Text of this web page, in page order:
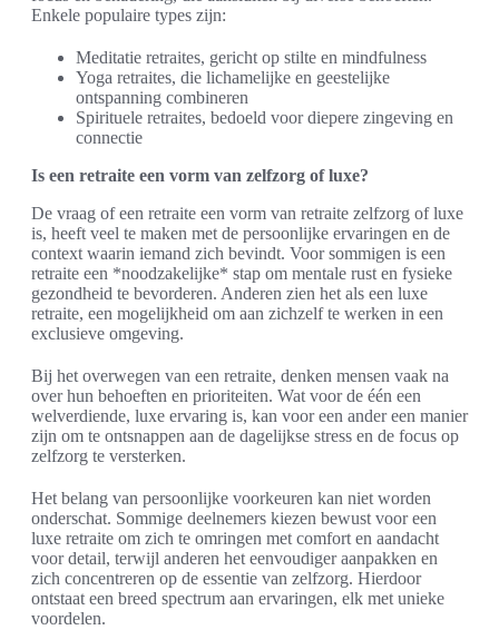
Enkele populaire types zijn:
Meditatie retraites, gericht op stilte en mindfulness
Yoga retraites, die lichamelijke en geestelijke
ontspanning combineren
Spirituele retraites, bedoeld voor diepere zingeving en
connectie
Is een retraite een vorm van zelfzorg of luxe?
De vraag of een retraite een vorm van retraite zelfzorg of luxe
is, heeft veel te maken met de persoonlijke ervaringen en de
context waarin iemand zich bevindt. Voor sommigen is een
retraite een *noodzakelijke* stap om mentale rust en fysieke
gezondheid te bevorderen. Anderen zien het als een luxe
retraite, een mogelijkheid om aan zichzelf te werken in een
exclusieve omgeving.
Bij het overwegen van een retraite, denken mensen vaak na
over hun behoeften en prioriteiten. Wat voor de één een
welverdiende, luxe ervaring is, kan voor een ander een manier
zijn om te ontsnappen aan de dagelijkse stress en de focus op
zelfzorg te versterken.
Het belang van persoonlijke voorkeuren kan niet worden
onderschat. Sommige deelnemers kiezen bewust voor een
luxe retraite om zich te omringen met comfort en aandacht
voor detail, terwijl anderen het eenvoudiger aanpakken en
zich concentreren op de essentie van zelfzorg. Hierdoor
ontstaat een breed spectrum aan ervaringen, elk met unieke
voordelen.